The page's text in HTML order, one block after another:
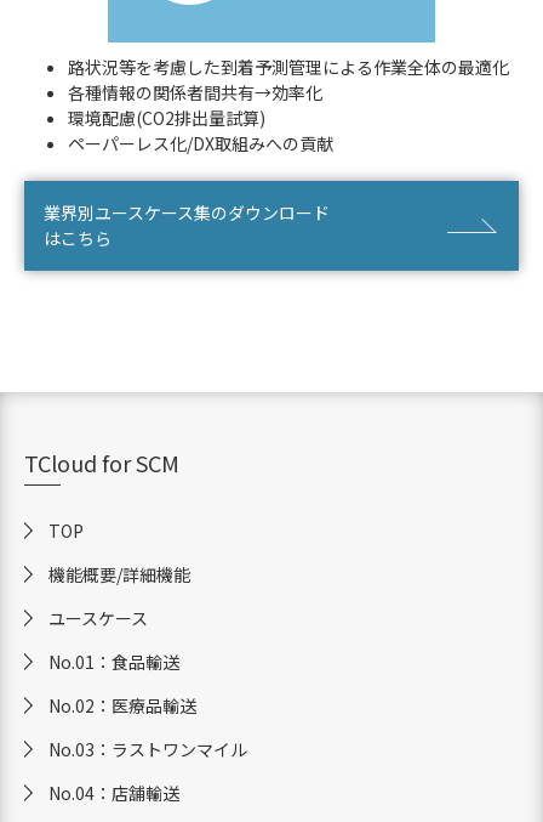
路状況等を考慮した到着予測管理による作業全体の最適化
各種情報の関係者間共有→効率化
環境配慮(CO2排出量試算)
ペーパーレス化/DX取組みへの貢献
業界別ユースケース集のダウンロード
はこちら
TCloud for SCM
TOP
機能概要/詳細機能
ユースケース
No.01：食品輸送
No.02：医療品輸送
No.03：ラストワンマイル
No.04：店舗輸送